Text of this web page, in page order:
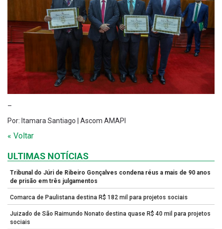
–
Por: Itamara Santiago | Ascom AMAPI
« Voltar
ULTIMAS NOTÍCIAS
Tribunal do Júri de Ribeiro Gonçalves condena réus a mais de 90 anos
de prisão em três julgamentos
Comarca de Paulistana destina R$ 182 mil para projetos sociais
Juizado de São Raimundo Nonato destina quase R$ 40 mil para projetos
sociais